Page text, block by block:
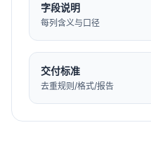
字段说明
每列含义与口径
交付标准
去重规则/格式/报告